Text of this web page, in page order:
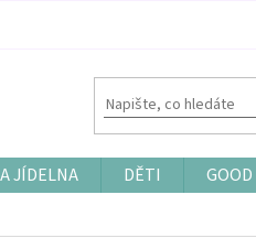
JÍDELNA DĚTI